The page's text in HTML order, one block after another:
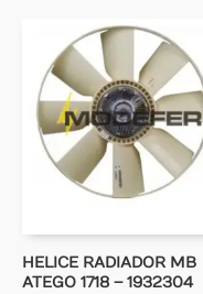
HELICE RADIADOR MB
ATEGO 1718 – 1932304